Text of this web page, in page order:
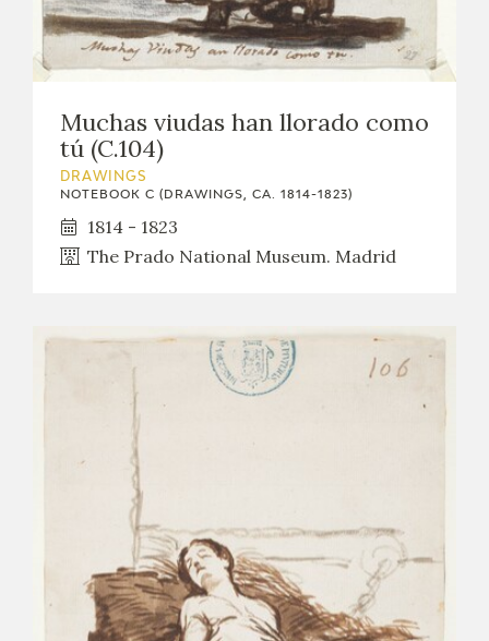
Muchas viudas han llorado como
tú (C.104)
DRAWINGS
NOTEBOOK C (DRAWINGS, CA. 1814-1823)
1814 - 1823
The Prado National Museum. Madrid